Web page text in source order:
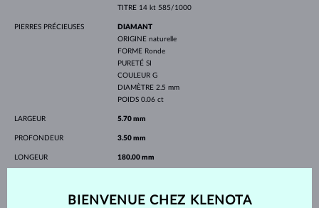
TITRE 14 kt 585/1000
PIERRES PRÉCIEUSES
DIAMANT
ORIGINE naturelle
FORME Ronde
PURETÉ SI
COULEUR G
DIAMÈTRE 2.5 mm
POIDS 0.06 ct
LARGEUR 5.70 mm
PROFONDEUR 3.50 mm
LONGEUR 180.00 mm
BIENVENUE CHEZ KLENOTA